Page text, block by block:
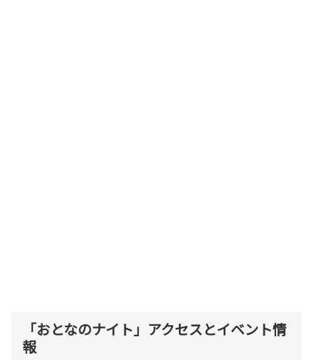
「おとなのナイト」アクセスとイベント情
報